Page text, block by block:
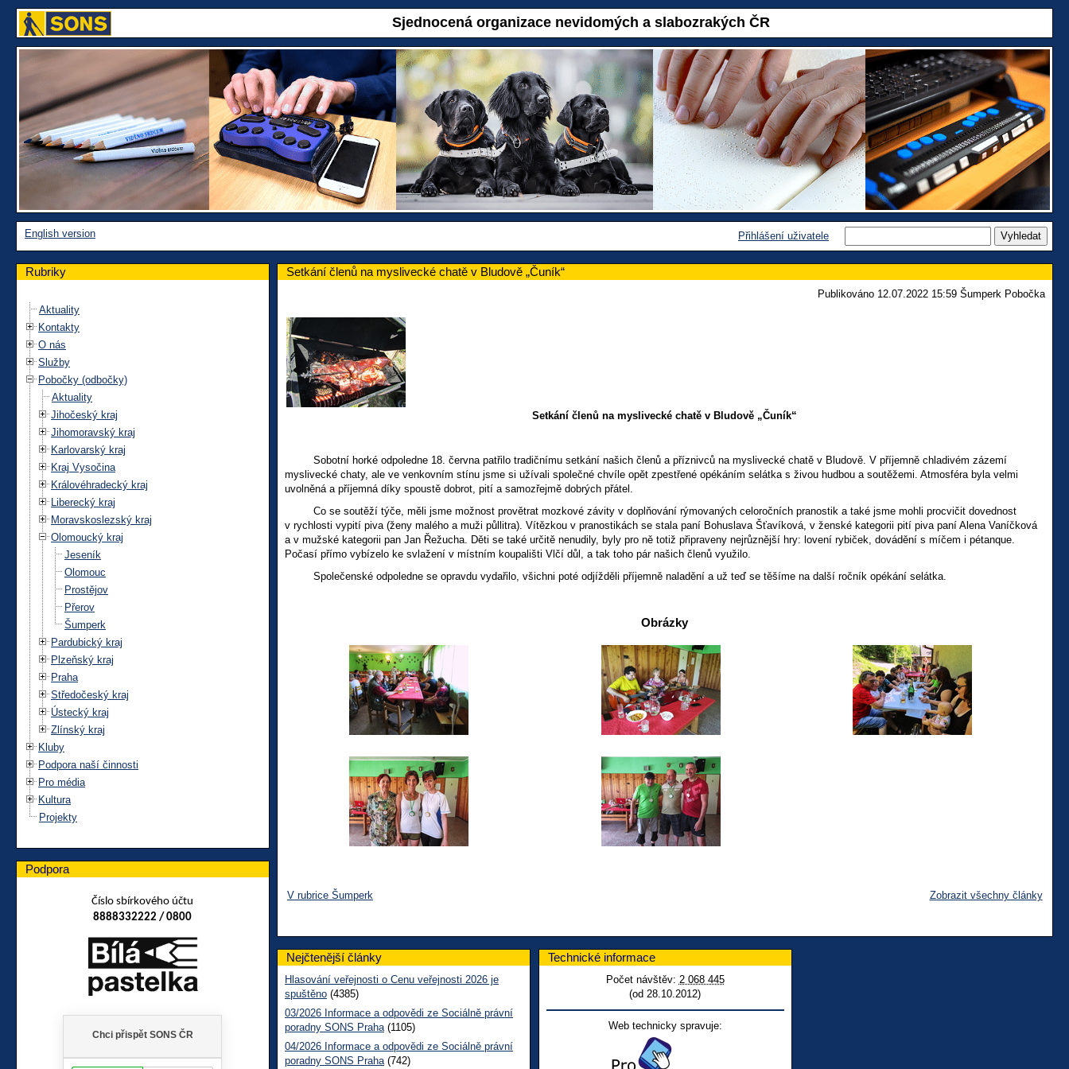
Sjednocená organizace nevidomých a slabozrakých ČR
English version Přihlášení uživatele
Rubriky
Aktuality
Kontakty
O nás
Služby
Pobočky (odbočky)
Aktuality
Jihočeský kraj
Jihomoravský kraj
Karlovarský kraj
Kraj Vysočina
Královéhradecký kraj
Liberecký kraj
Moravskoslezský kraj
Olomoucký kraj
Jeseník
Olomouc
Prostějov
Přerov
Šumperk
Pardubický kraj
Plzeňský kraj
Praha
Středočeský kraj
Ústecký kraj
Zlínský kraj
Kluby
Podpora naší činnosti
Pro média
Kultura
Projekty
Setkání členů na myslivecké chatě v Bludově „Čuník“
Publikováno 12.07.2022 15:59 Šumperk Pobočka
Setkání členů na myslivecké chatě v Bludově „Čuník“
Sobotní horké odpoledne 18. června patřilo tradičnímu setkání našich členů a příznivců na myslivecké chatě v Bludově. V příjemně chladivém zázemí
myslivecké chaty, ale ve venkovním stínu jsme si užívali společné chvíle opět zpestřené opékáním selátka s živou hudbou a soutěžemi. Atmosféra byla velmi
uvolněná a příjemná díky spoustě dobrot, pití a samozřejmě dobrých přátel.
Co se soutěží týče, měli jsme možnost provětrat mozkové závity v doplňování rýmovaných celoročních pranostik a také jsme mohli procvičit dovednost
v rychlosti vypití piva (ženy malého a muži půllitra). Vítězkou v pranostikách se stala paní Bohuslava Šťavíková, v ženské kategorii pití piva paní Alena Vaníčková
a v mužské kategorii pan Jan Řežucha. Děti se také určitě nenudily, byly pro ně totiž připraveny nejrůznější hry: lovení rybiček, dovádění s míčem i pétanque.
Počasí přímo vybízelo ke svlažení v místním koupališti Vlčí důl, a tak toho pár našich členů využilo.
Společenské odpoledne se opravdu vydařilo, všichni poté odjížděli příjemně naladění a už teď se těšíme na další ročník opékání selátka.
Obrázky
V rubrice Šumperk Zobrazit všechny články
Podpora
Číslo sbírkového účtu
8888332222 / 0800
Nejčtenější články
Hlasování veřejnosti o Cenu veřejnosti 2026 je
spuštěno (4385)
03/2026 Informace a odpovědi ze Sociálně právní
poradny SONS Praha (1105)
04/2026 Informace a odpovědi ze Sociálně právní
poradny SONS Praha (742)
Technické informace
Počet návštěv: 2 068 445
(od 28.10.2012)
Web technicky spravuje: